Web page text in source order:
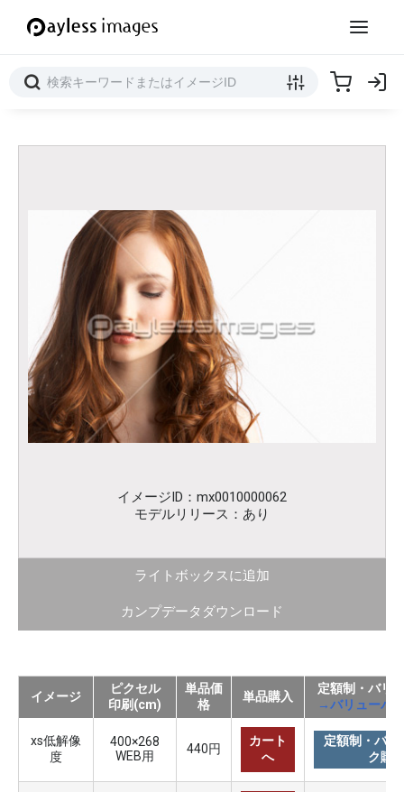
イメージID：mx0010000062
モデルリリース：あり
ライトボックスに追加
カンプデータダウンロード
イメージ
ピクセル
印刷(cm)
単品価
格
単品購入
定額制・バリ
→バリューパ
xs低解像
度
400×268
WEB用
440円
カート
へ
定額制・バリ
ク購